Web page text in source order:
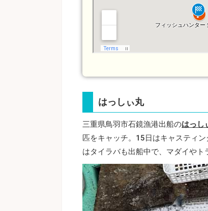
はっしぃ丸
三重県鳥羽市石鏡漁港出船のはっし
匹をキャッチ。15日はキャスティ
はタイラバも出船中で、マダイやト